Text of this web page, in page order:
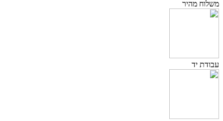
משלוח מהיר
עבודת יד